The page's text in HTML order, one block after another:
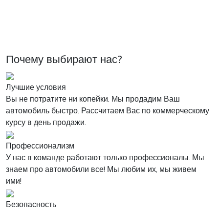
Почему выбирают нас?
Лучшие условия
Вы не потратите ни копейки. Мы продадим Ваш
автомобиль быстро. Рассчитаем Вас по коммерческому
курсу в день продажи.
Профессионализм
У нас в команде работают только профессионалы. Мы
знаем про автомобили все! Мы любим их, мы живем
ими!
Безопасность